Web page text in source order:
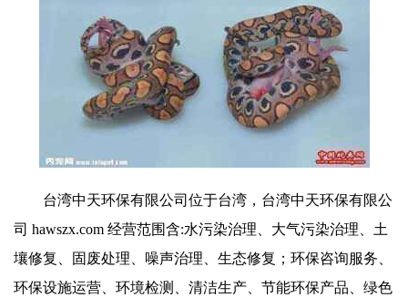
台湾中天环保有限公司位于台湾，台湾中天环保有限公
司 hawszx.com 经营范围含:水污染治理、大气污染治理、土
壤修复、固废处理、噪声治理、生态修复；环保咨询服务、
环保设施运营、环境检测、清洁生产、节能环保产品、绿色